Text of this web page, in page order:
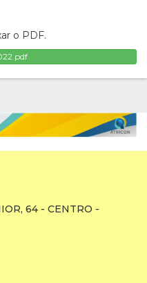
o PDF.
64 - CENTRO -